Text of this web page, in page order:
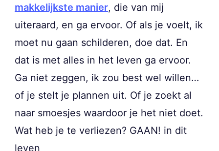
makkelijkste manier, die van mij
uiteraard, en ga ervoor. Of als je voelt, ik
moet nu gaan schilderen, doe dat. En
dat is met alles in het leven ga ervoor.
Ga niet zeggen, ik zou best wel willen…
of je stelt je plannen uit. Of je zoekt al
naar smoesjes waardoor je het niet doet.
Wat heb je te verliezen? GAAN! in dit
leven